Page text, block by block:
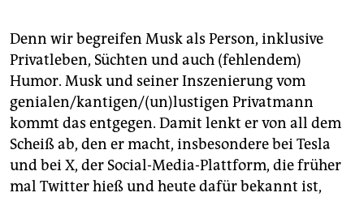
Denn wir begreifen Musk als Person, inklusive
Privatleben, Süchten und auch (fehlendem)
Humor. Musk und seiner Inszenierung vom
genialen/kantigen/(un)lustigen Privatmann
kommt das entgegen. Damit lenkt er von all dem
Scheiß ab, den er macht, ins­besondere bei Tesla
und bei X, der Social-­Media-Plattform, die früher
mal Twitter hieß und heute dafür bekannt ist,